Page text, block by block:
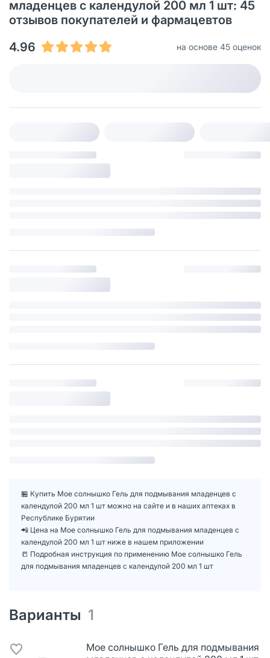
младенцев с календулой 200 мл 1 шт: 45
отзывов покупателей и фармацевтов
4.96
на основе 45 оценок
🏪 Купить Мое солнышко Гель для подмывания младенцев с
календулой 200 мл 1 шт можно на сайте и в наших аптеках в
Республике Бурятии
📲 Цена на Мое солнышко Гель для подмывания младенцев с
календулой 200 мл 1 шт ниже в нашем приложении
📒 Подробная инструкция по применению Мое солнышко Гель
для подмывания младенцев с календулой 200 мл 1 шт
Варианты 1
Мое солнышко Гель для подмывания